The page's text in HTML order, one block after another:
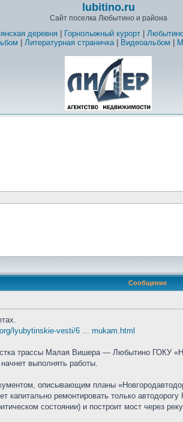
lubitino.ru
Сайт поселка Любытино и района
деревня Горнолыжный курорт
Литературная страничка| Видеоальбом
Сообщение
lyubytinskie-vesti/6 ... mukam.html
трассы Малая Вишера — Любытино ГОКУ
выполнять работы.
описывающим планы
капитально ремонтировать только
состоянии) и построит мост через